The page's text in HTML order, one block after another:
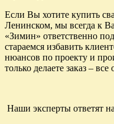
Если Вы хотите купить
Ленинском, мы всегда к
«Зимин» ответственно
стараемся избавить
нюансов по проекту и
только делаете заказ –
Наши эксперты ответят